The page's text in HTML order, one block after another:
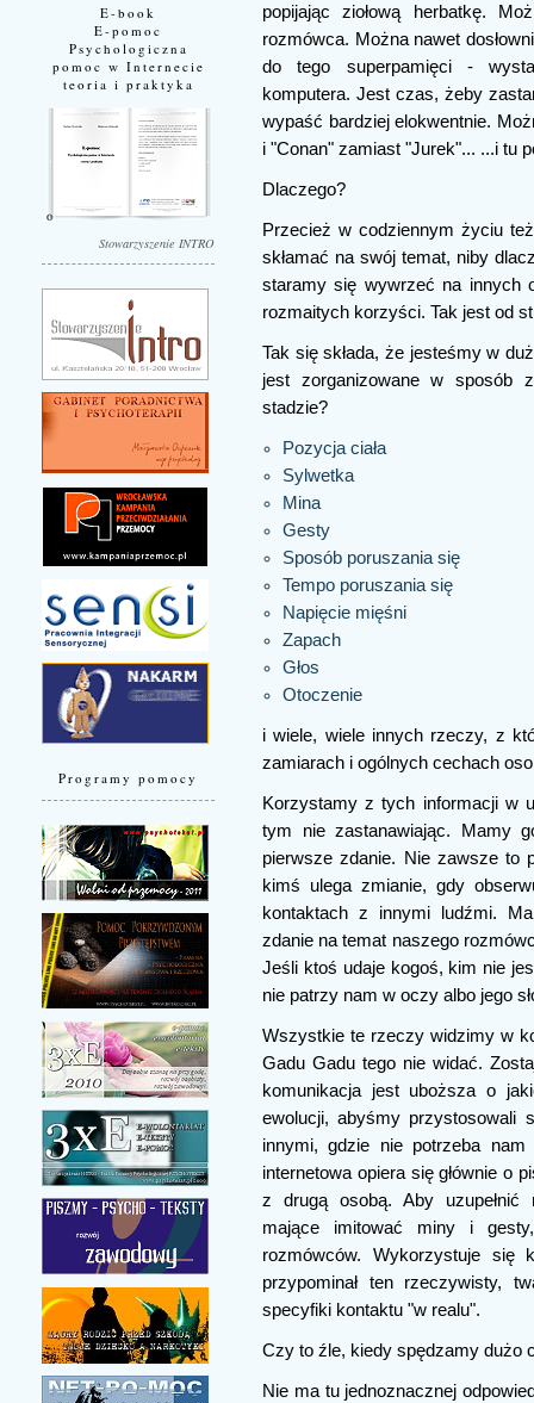
E-book
E-pomoc
Psychologiczna
pomoc w Internecie
teoria i praktyka
Stowarzyszenie INTRO
Programy pomocy
popijając ziołową herbatkę.
rozmówca. Można nawet
do tego superpamięci -
komputera. Jest czas, żeby
wypaść bardziej elokwentnie.
i "Conan" zamiast "Jurek"... ...i tu
Dlaczego?
Przecież w codziennym życiu
skłamać na swój temat, niby
staramy się wywrzeć na innych
rozmaitych korzyści. Tak jest od
Tak się składa, że jesteśmy w
jest zorganizowane w sposób
stadzie?
Pozycja ciała
Sylwetka
Mina
Gesty
Sposób poruszania się
Tempo poruszania się
Napięcie mięśni
Zapach
Głos
Otoczenie
i wiele, wiele innych rzeczy, z
zamiarach i ogólnych cechach
Korzystamy z tych informacji w
tym nie zastanawiając. Mamy
pierwsze zdanie. Nie zawsze to
kimś ulega zmianie, gdy
kontaktach z innymi ludźmi.
zdanie na temat naszego
Jeśli ktoś udaje kogoś, kim nie
nie patrzy nam w oczy albo jego
Wszystkie te rzeczy widzimy w
Gadu Gadu tego nie widać.
komunikacja jest uboższa o
ewolucji, abyśmy przystosowali
innymi, gdzie nie potrzeba nam
internetowa opiera się głównie o
z drugą osobą. Aby uzupełnić
mające imitować miny i
rozmówców. Wykorzystuje się
przypominał ten rzeczywisty,
specyfiki kontaktu "w realu".
Czy to źle, kiedy spędzamy dużo
Nie ma tu jednoznacznej